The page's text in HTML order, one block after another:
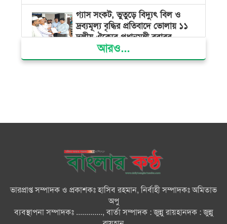
গ্যাস সংকট, ভুতুড়ে বিদ্যুৎ বিল ও
দ্রব্যমূল্য বৃদ্ধির প্রতিবাদে ভোলায় ১১
দলীয় ঐক্যের প্রধানমন্ত্রী বরাবর
স্মারকলিপি প্রদান
পালিত
জুলাইয়ে সড়কে ঝরল ৪১৬ প্রাণ,
মোটরসাইকেলে সর্বাধিক মৃত্যু
দেশের বিভিন্ন স্থানে বৃষ্টির পূর্বাভাস
আরও...
ভারপ্রাপ্ত সম্পাদক ও প্রকাশকঃ হাসিব রহমান, নির্বাহী সম্পাদকঃ অমিতাভ
অপু
ব্যবস্থাপনা সম্পাদকঃ ............., বার্তা সম্পাদক : জুন্নু রায়হানদক : জুন্নু